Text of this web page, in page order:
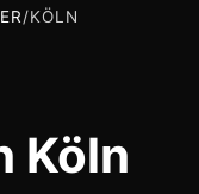
/KÖLN
Köln